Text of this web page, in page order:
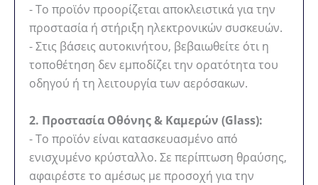
- Το προϊόν προορίζεται αποκλειστικά για την
προστασία ή στήριξη ηλεκτρονικών συσκευών.
- Στις βάσεις αυτοκινήτου, βεβαιωθείτε ότι η
τοποθέτηση δεν εμποδίζει την ορατότητα του
οδηγού ή τη λειτουργία των αερόσακων.
2. Προστασία Οθόνης & Καμερών (Glass):
- Το προϊόν είναι κατασκευασμένο από
ενισχυμένο κρύσταλλο. Σε περίπτωση θραύσης,
αφαιρέστε το αμέσως με προσοχή για την